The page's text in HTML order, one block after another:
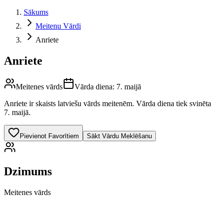
Sākums
Meitenu Vārdi
Anriete
Anriete
Meitenes vārds Vārda diena: 7. maijā
Anriete ir skaists latviešu vārds meitenēm. Vārda diena tiek svinēta
7. maijā.
Pievienot Favorītiem Sākt Vārdu Meklēšanu
Dzimums
Meitenes vārds